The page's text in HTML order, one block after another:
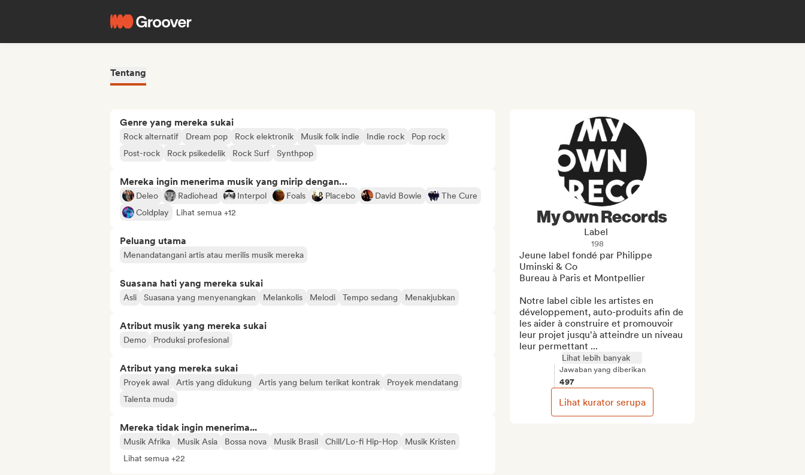
Tentang
Genre yang mereka sukai
Rock alternatif Dream pop Rock elektronik Musik folk indie Indie rock
Pop rock
Post-rock
Rock psikedelik Rock Surf Synthpop
Mereka ingin menerima musik yang mirip dengan…
Deleo Radiohead Interpol Foals Placebo David Bowie
The Cure
Coldplay
Lihat semua +12
Peluang utama
Menandatangani artis atau merilis musik mereka
Suasana hati yang mereka sukai
Asli Suasana yang menyenangkan Melankolis Melodi Tempo sedang Menakjubkan
Atribut musik yang mereka sukai
Demo Produksi profesional
Atribut yang mereka sukai
Proyek awal Artis yang didukung Artis yang belum terikat kontrak
Proyek mendatang
Talenta muda
Mereka tidak ingin menerima...
Musik Afrika Musik Asia Bossa nova Musik Brasil Chill/Lo-fi Hip-Hop
Musik Kristen
Lihat semua +22
My Own Records
Label
198
Jeune label fondé par Philippe
Uminski & Co
Bureau à Paris et Montpellier
Notre label cible les artistes en
développement, auto-produits afin de
les aider à construire et promouvoir
leur projet jusqu'à atteindre un niveau
leur permettant ...
Lihat lebih banyak
Jawaban yang diberikan
497
Lihat kurator serupa